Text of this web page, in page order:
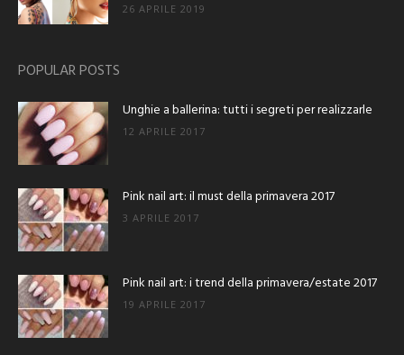
26 APRILE 2019
POPULAR POSTS
Unghie a ballerina: tutti i segreti per realizzarle
12 APRILE 2017
Pink nail art: il must della primavera 2017
3 APRILE 2017
Pink nail art: i trend della primavera/estate 2017
19 APRILE 2017